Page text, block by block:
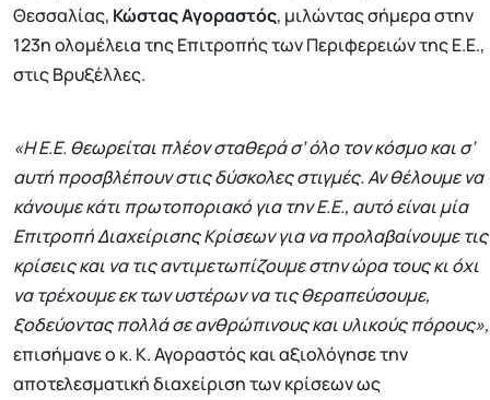
Θεσσαλίας, Κώστας Αγοραστός, μιλώντας σήμερα στην
123η ολομέλεια της Επιτροπής των Περιφερειών της Ε.Ε.,
στις Βρυξέλλες.
«Η Ε.Ε. θεωρείται πλέον σταθερά σ’ όλο τον κόσμο και σ’
αυτή προσβλέπουν στις δύσκολες στιγμές. Αν θέλουμε να
κάνουμε κάτι πρωτοποριακό για την Ε.Ε., αυτό είναι μία
Επιτροπή Διαχείρισης Κρίσεων για να προλαβαίνουμε τις
κρίσεις και να τις αντιμετωπίζουμε στην ώρα τους κι όχι
να τρέχουμε εκ των υστέρων να τις θεραπεύσουμε,
ξοδεύοντας πολλά σε ανθρώπινους και υλικούς πόρους»,
επισήμανε ο κ. Κ. Αγοραστός και αξιολόγησε την
αποτελεσματική διαχείριση των κρίσεων ως